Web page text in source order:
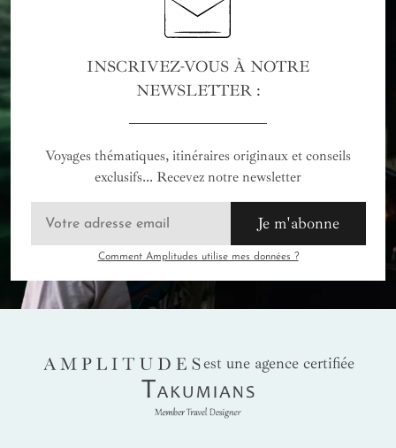
INSCRIVEZ-VOUS À NOTRE
NEWSLETTER :
Voyages thématiques, itinéraires originaux et conseils
exclusifs... Recevez notre newsletter
Je m'abonne
Comment Amplitudes utilise mes données ?
AMPLITUDES
est une agence certifiée
Takumians